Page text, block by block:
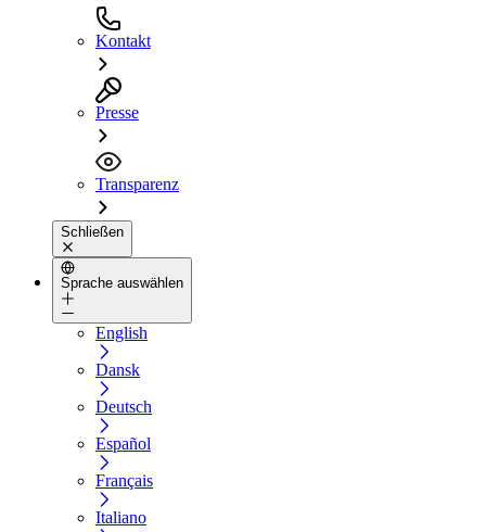
Kontakt
Presse
Transparenz
Schließen
Sprache auswählen
English
Dansk
Deutsch
Español
Français
Italiano